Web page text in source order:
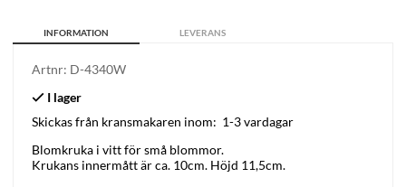
INFORMATION LEVERANS
Artnr: D-4340W
Skickas från kransmakaren inom: 1-3 vardagar
Blomkruka i vitt för små blommor.
Krukans innermått är ca. 10cm. Höjd 11,5cm.